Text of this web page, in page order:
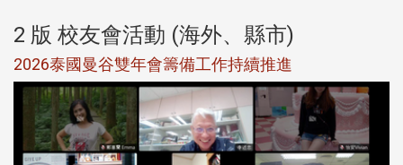
2 版 校友會活動 (海外、縣市)
2026泰國曼谷雙年會籌備工作持續推進